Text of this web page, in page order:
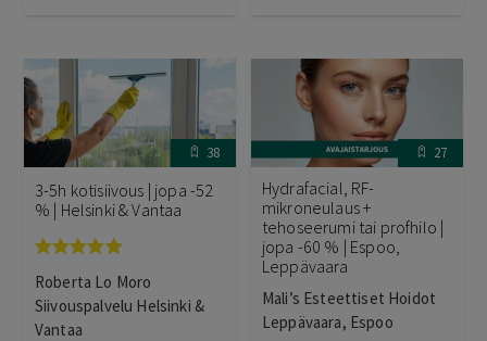
38
3-5h kotisiivous | jopa -52
% | Helsinki & Vantaa
tuotteesta:
5.00/ 5
Roberta Lo Moro
Siivouspalvelu Helsinki &
Vantaa
27
Hydrafacial, RF-
mikroneulaus +
tehoseerumi tai profhilo |
jopa -60 % | Espoo,
Leppävaara
Mali’s Esteettiset Hoidot
Leppävaara, Espoo